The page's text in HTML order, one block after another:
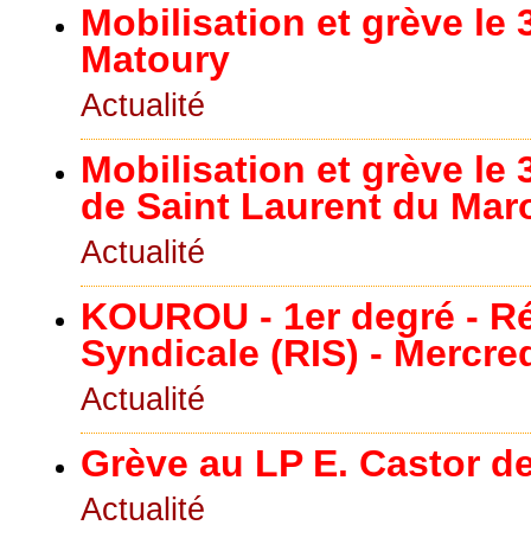
Mobilisation et grève le
Matoury
Actualité
Mobilisation et grève le
de Saint Laurent du
Actualité
KOUROU - 1er degré -
Syndicale (RIS) -
Actualité
Grève au LP E. Castor
Actualité